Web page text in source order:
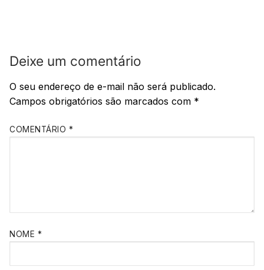
Deixe um comentário
O seu endereço de e-mail não será publicado.
Campos obrigatórios são marcados com *
COMENTÁRIO *
NOME *